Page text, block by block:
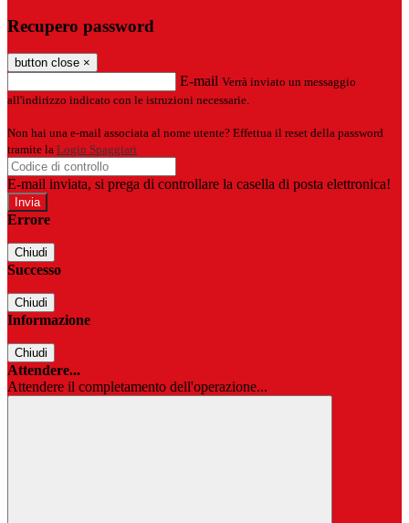
Recupero password
button close ×
E-mail Verrà inviato un messaggio
all'indirizzo indicato con le istruzioni necessarie.
Non hai una e-mail associata al nome utente? Effettua il reset della password
tramite la Login Spaggiari
E-mail inviata, si prega di controllare la casella di posta elettronica!
Errore
Chiudi
Successo
Chiudi
Informazione
Chiudi
Attendere...
Attendere il completamento dell'operazione...